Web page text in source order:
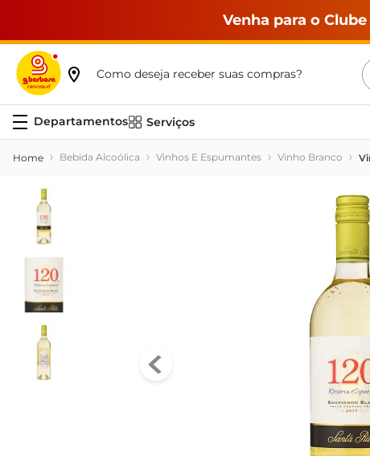
Venha para o
Como deseja receber suas compras?
Serviços
Bebida Alcoólica Vinhos E Espumantes Vinho Branco